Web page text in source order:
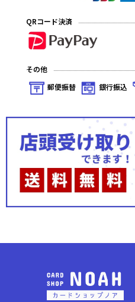
QRコード決済
その他
郵便振替
銀行振込